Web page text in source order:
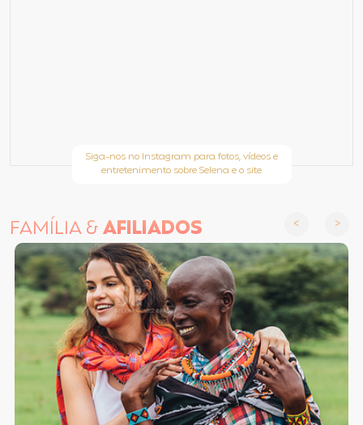
Siga-nos no Instagram para fotos, vídeos e
entretenimento sobre Selena e o site
FAMÍLIA &AFILIADOS